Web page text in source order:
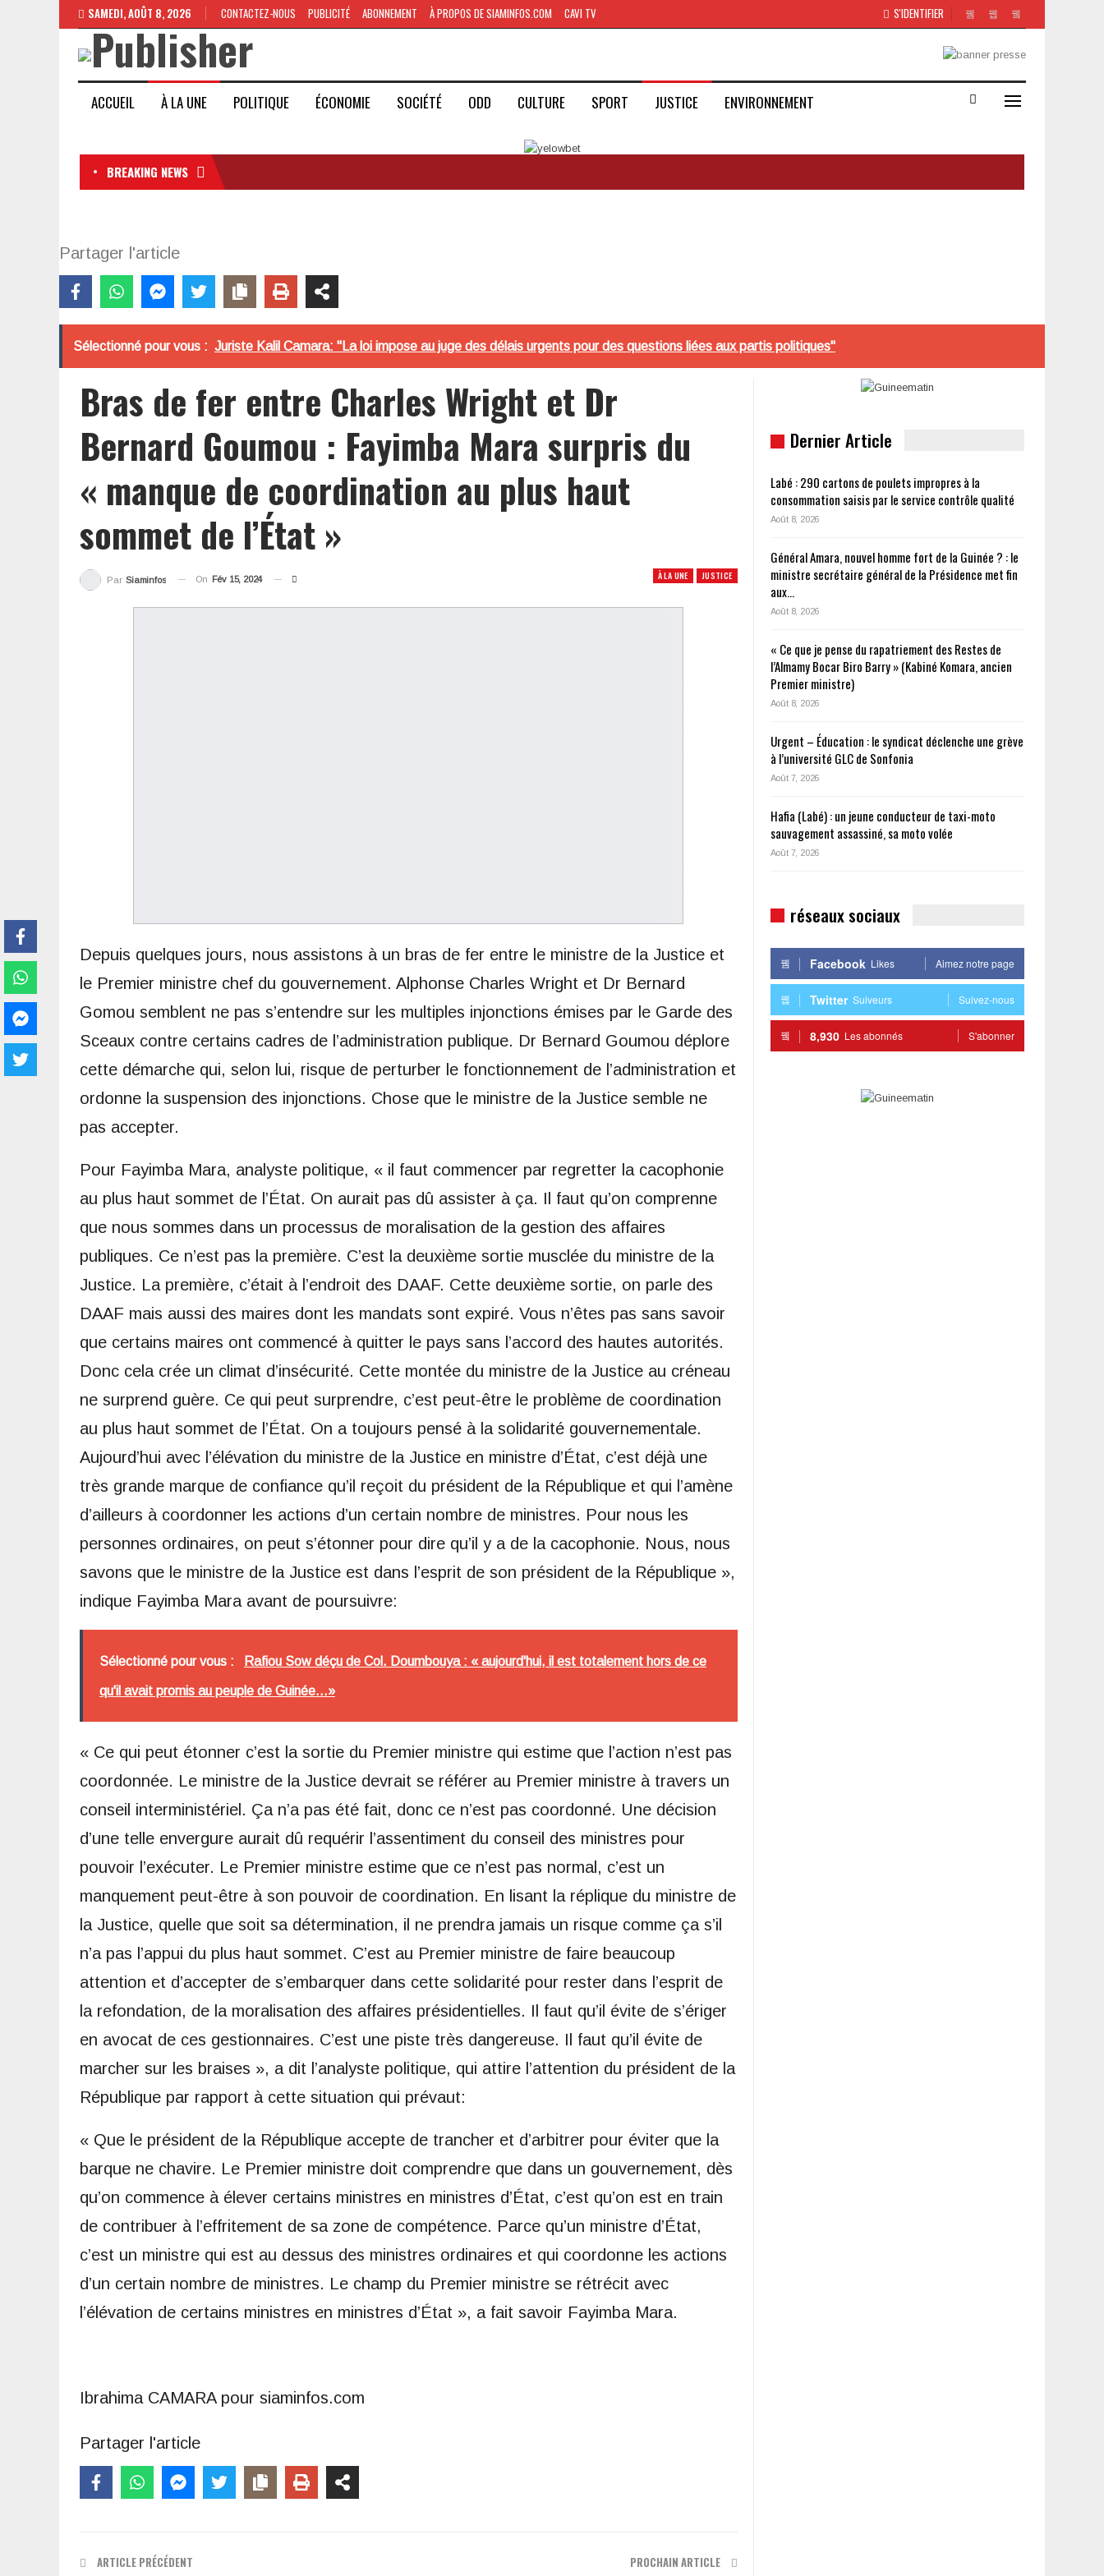
S'IDENTIFIER
SAMEDI, AOÛT 8, 2026 CONTACTEZ-NOUS PUBLICITÉ ABONNEMENT À PROPOS DE SIAMINFOS.COM CAVI TV
ACCUEIL À LA UNE POLITIQUE ÉCONOMIE SOCIÉTÉ ODD CULTURE SPORT JUSTICE ENVIRONNEMENT
BREAKING NEWS
Partager l'article
Sélectionné pour vous : Juriste Kalil Camara: "La loi impose au juge des délais urgents pour des questions liées aux partis politiques"
Bras de fer entre Charles Wright et Dr
Bernard Goumou : Fayimba Mara surpris du
« manque de coordination au plus haut
sommet de l’État »
À LA UNE JUSTICE
Par Siaminfos On Fév 15, 2024
Depuis quelques jours, nous assistons à un bras de fer entre le ministre de la Justice et
le Premier ministre chef du gouvernement. Alphonse Charles Wright et Dr Bernard
Gomou semblent ne pas s’entendre sur les multiples injonctions émises par le Garde des
Sceaux contre certains cadres de l’administration publique. Dr Bernard Goumou déplore
cette démarche qui, selon lui, risque de perturber le fonctionnement de l’administration et
ordonne la suspension des injonctions. Chose que le ministre de la Justice semble ne
pas accepter.
Pour Fayimba Mara, analyste politique, « il faut commencer par regretter la cacophonie
au plus haut sommet de l’État. On aurait pas dû assister à ça. Il faut qu’on comprenne
que nous sommes dans un processus de moralisation de la gestion des affaires
publiques. Ce n’est pas la première. C’est la deuxième sortie musclée du ministre de la
Justice. La première, c’était à l’endroit des DAAF. Cette deuxième sortie, on parle des
DAAF mais aussi des maires dont les mandats sont expiré. Vous n’êtes pas sans savoir
que certains maires ont commencé à quitter le pays sans l’accord des hautes autorités.
Donc cela crée un climat d’insécurité. Cette montée du ministre de la Justice au créneau
ne surprend guère. Ce qui peut surprendre, c’est peut-être le problème de coordination
au plus haut sommet de l’État. On a toujours pensé à la solidarité gouvernementale.
Aujourd’hui avec l’élévation du ministre de la Justice en ministre d’État, c’est déjà une
très grande marque de confiance qu’il reçoit du président de la République et qui l’amène
d’ailleurs à coordonner les actions d’un certain nombre de ministres. Pour nous les
personnes ordinaires, on peut s’étonner pour dire qu’il y a de la cacophonie. Nous, nous
savons que le ministre de la Justice est dans l’esprit de son président de la République »,
indique Fayimba Mara avant de poursuivre:
Sélectionné pour vous : Rafiou Sow déçu de Col. Doumbouya : « aujourd'hui, il est totalement hors de ce
qu'il avait promis au peuple de Guinée...»
« Ce qui peut étonner c’est la sortie du Premier ministre qui estime que l’action n’est pas
coordonnée. Le ministre de la Justice devrait se référer au Premier ministre à travers un
conseil interministériel. Ça n’a pas été fait, donc ce n’est pas coordonné. Une décision
d’une telle envergure aurait dû requérir l’assentiment du conseil des ministres pour
pouvoir l’exécuter. Le Premier ministre estime que ce n’est pas normal, c’est un
manquement peut-être à son pouvoir de coordination. En lisant la réplique du ministre de
la Justice, quelle que soit sa détermination, il ne prendra jamais un risque comme ça s’il
n’a pas l’appui du plus haut sommet. C’est au Premier ministre de faire beaucoup
attention et d’accepter de s’embarquer dans cette solidarité pour rester dans l’esprit de
la refondation, de la moralisation des affaires présidentielles. Il faut qu’il évite de s’ériger
en avocat de ces gestionnaires. C’est une piste très dangereuse. Il faut qu’il évite de
marcher sur les braises », a dit l’analyste politique, qui attire l’attention du président de la
République par rapport à cette situation qui prévaut:
« Que le président de la République accepte de trancher et d’arbitrer pour éviter que la
barque ne chavire. Le Premier ministre doit comprendre que dans un gouvernement, dès
qu’on commence à élever certains ministres en ministres d’État, c’est qu’on est en train
de contribuer à l’effritement de sa zone de compétence. Parce qu’un ministre d’État,
c’est un ministre qui est au dessus des ministres ordinaires et qui coordonne les actions
d’un certain nombre de ministres. Le champ du Premier ministre se rétrécit avec
l’élévation de certains ministres en ministres d’État », a fait savoir Fayimba Mara.
Ibrahima CAMARA pour siaminfos.com
Partager l'article
ARTICLE PRÉCÉDENT PROCHAIN ARTICLE
Dernier Article
Labé : 290 cartons de poulets impropres à la
consommation saisis par le service contrôle qualité
Août 8, 2026
Général Amara, nouvel homme fort de la Guinée ? : le
ministre secrétaire général de la Présidence met fin
aux…
Août 8, 2026
« Ce que je pense du rapatriement des Restes de
l’Almamy Bocar Biro Barry » (Kabiné Komara, ancien
Premier ministre)
Août 8, 2026
Urgent – Éducation : le syndicat déclenche une grève
à l’université GLC de Sonfonia
Août 7, 2026
Hafia (Labé) : un jeune conducteur de taxi-moto
sauvagement assassiné, sa moto volée
Août 7, 2026
réseaux sociaux
Facebook Likes Aimez notre page
Twitter Suiveurs Suivez-nous
8,930 Les abonnés S'abonner